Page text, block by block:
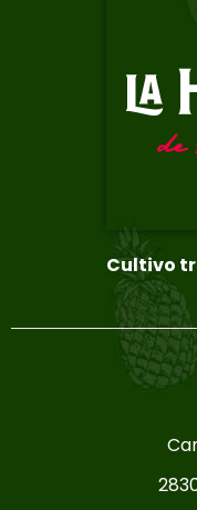
Cultivo